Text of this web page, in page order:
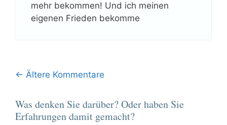
mehr bekommen! Und ich meinen
eigenen Frieden bekomme
Kommentar-
← Ältere Kommentare
Was denken Sie darüber? Oder haben Sie
Erfahrungen damit gemacht?